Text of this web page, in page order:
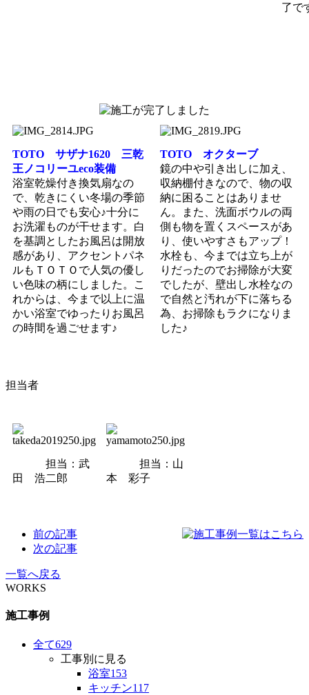
了で
TOTO サザナ1620 三乾
王ノコリーユeco装備
浴室乾燥付き換気扇なの
で、乾きにくい冬場の季節
や雨の日でも安心♪十分に
お洗濯ものが干せます。白
を基調としたお風呂は開放
感があり、アクセントパネ
ルもＴＯＴＯで人気の優し
い色味の柄にしました。こ
れからは、今まで以上に温
かい浴室でゆったりお風呂
の時間を過ごせます♪
TOTO オクターブ
鏡の中や引き出しに加え、
収納棚付きなので、物の収
納に困ることはありませ
ん。また、洗面ボウルの両
側も物を置くスペースがあ
り、使いやすさもアップ！
水栓も、今までは立ち上が
りだったのでお掃除が大変
でしたが、壁出し水栓なの
で自然と汚れが下に落ちる
為、お掃除もラクになりま
した♪
担当者
担当：武
田 浩二郎
担当：山
本 彩子
前の記事
次の記事
一覧へ戻る
WORKS
施工事例
全て629
工事別に見る
浴室153
キッチン117